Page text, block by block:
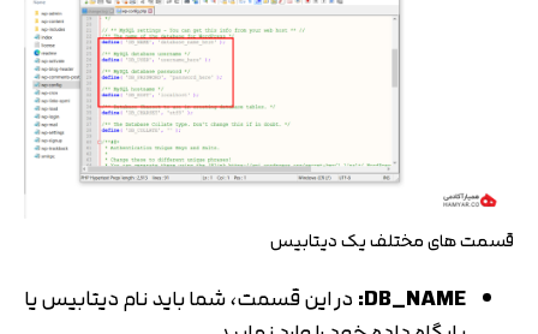
قسمت های مختلف یک دیتابیس
DB_NAME
:در این قسمت، شما باید نام دیتابیس یا